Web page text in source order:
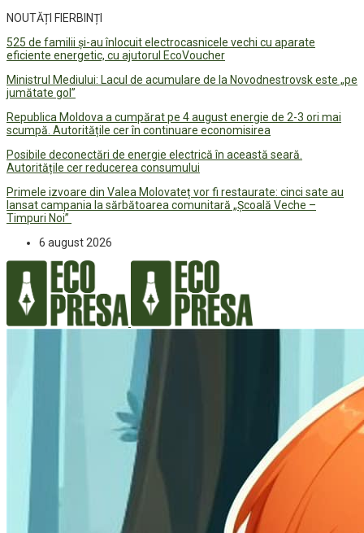
NOUTĂȚI FIERBINȚI
525 de familii și-au înlocuit electrocasnicele vechi cu aparate
eficiente energetic, cu ajutorul EcoVoucher
Ministrul Mediului: Lacul de acumulare de la Novodnestrovsk este „pe
jumătate gol”
Republica Moldova a cumpărat pe 4 august energie de 2-3 ori mai
scumpă. Autoritățile cer în continuare economisirea
Posibile deconectări de energie electrică în această seară.
Autoritățile cer reducerea consumului
Primele izvoare din Valea Molovateț vor fi restaurate: cinci sate au
lansat campania la sărbătoarea comunitară „Școală Veche –
Timpuri Noi”
6 august 2026